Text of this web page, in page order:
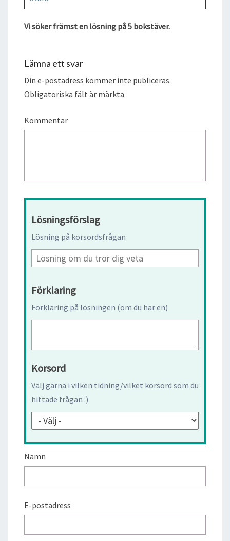
Vi söker främst en lösning på 5 bokstäver.
Lämna ett svar
Din e-postadress kommer inte publiceras.
Obligatoriska fält är märkta
Kommentar
Lösningsförslag
Lösning på korsordsfrågan
Förklaring
Förklaring på lösningen (om du har en)
Korsord
Välj gärna i vilken tidning/vilket korsord som du
hittade frågan :)
Namn
E-postadress